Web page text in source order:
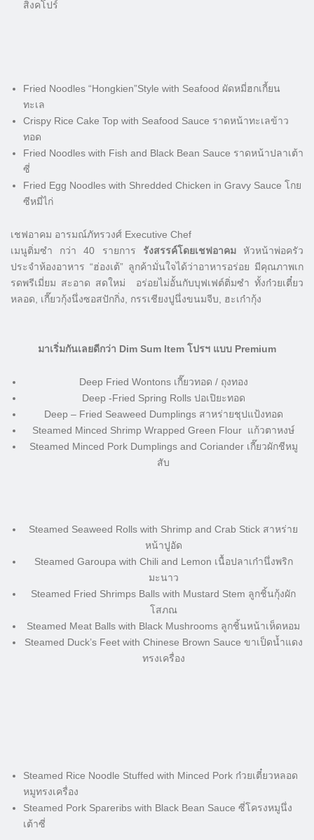
สิงคโปร์
Fried Noodles “Hongkien”Style with Seafood ผัดหมี่ฮกเกี้ยน
ทะเล
Crispy Rice Cake Top with Seafood Sauce ราดหน้าทะเลข้าว
ทอด
Fried Noodles with Fish and Black Bean Sauce ราดหน้าปลาเต้า
ซี่
Fried Egg Noodles with Shredded Chicken in Gravy Sauce โกย
ซีหมี่ไก่
เชฟอาคม อารมณ์ภัทรวงศ์ Executive Chef
เมนูติ่มซำ กว่า 40 รายการ รังสรรค์โดยเชฟอาคมหัวหน้าพ่อครัว
ประจำห้องอาหาร “ฮ่องเต้” ลูกค้ามั่นใจได้ว่าอาหารอร่อย มีคุณภาพเก
รดพรีเมี่ยม สะอาด สดใหม่ อร่อยไม่อั้นกับบุฟเฟต์ติ่มซำ ทั้งก๋วยเตี๋ยว
หลอด, เกี๊ยวกุ้งนึ่งซอสปักกิ่ง, กรรเชียงปูนึ่งขนมจีบ, ฮะเก๋ากุ้ง
มาเริ่มกันเลยดีกว่า Dim Sum Item โปรฯ แบบ Premium
Deep Fried Wontons เกี๊ยวทอด / ถุงทอง
Deep -Fried Spring Rolls ปอเปิยะทอด
Deep – Fried Seaweed Dumplings สาหร่ายชุปแป้งทอด
Steamed Minced Shrimp Wrapped Green Flour แก้วตาหงษ์
Steamed Minced Pork Dumplings and Coriander เกี๊ยวผักชีหมู
สับ
Steamed Seaweed Rolls with Shrimp and Crab Stick สาหร่าย
หน้าปูอัด
Steamed Garoupa with Chili and Lemon เนื้อปลาเก๋านึ่งพริก
มะนาว
Steamed Fried Shrimps Balls with Mustard Stem ลูกชิ้นกุ้งผัก
โสภณ
Steamed Meat Balls with Black Mushrooms ลูกชิ้นหน้าเห็ดหอม
Steamed Duck’s Feet with Chinese Brown Sauce ขาเป็ดน้ำแดง
ทรงเครื่อง
Steamed Rice Noodle Stuffed with Minced Pork ก๋วยเตี๋ยวหลอด
หมูทรงเครื่อง
Steamed Pork Spareribs with Black Bean Sauce ซี่โครงหมูนึ่ง
เต้าซี่